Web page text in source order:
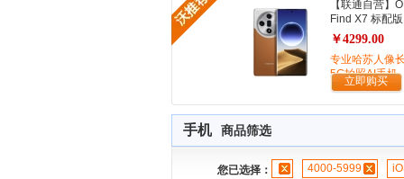
【联通自营】
Find X7 标配版
￥4299.00
专业哈苏人像
5G拍照AI手机
立即购买
手机 商品筛选
您已选择： 4000-5999